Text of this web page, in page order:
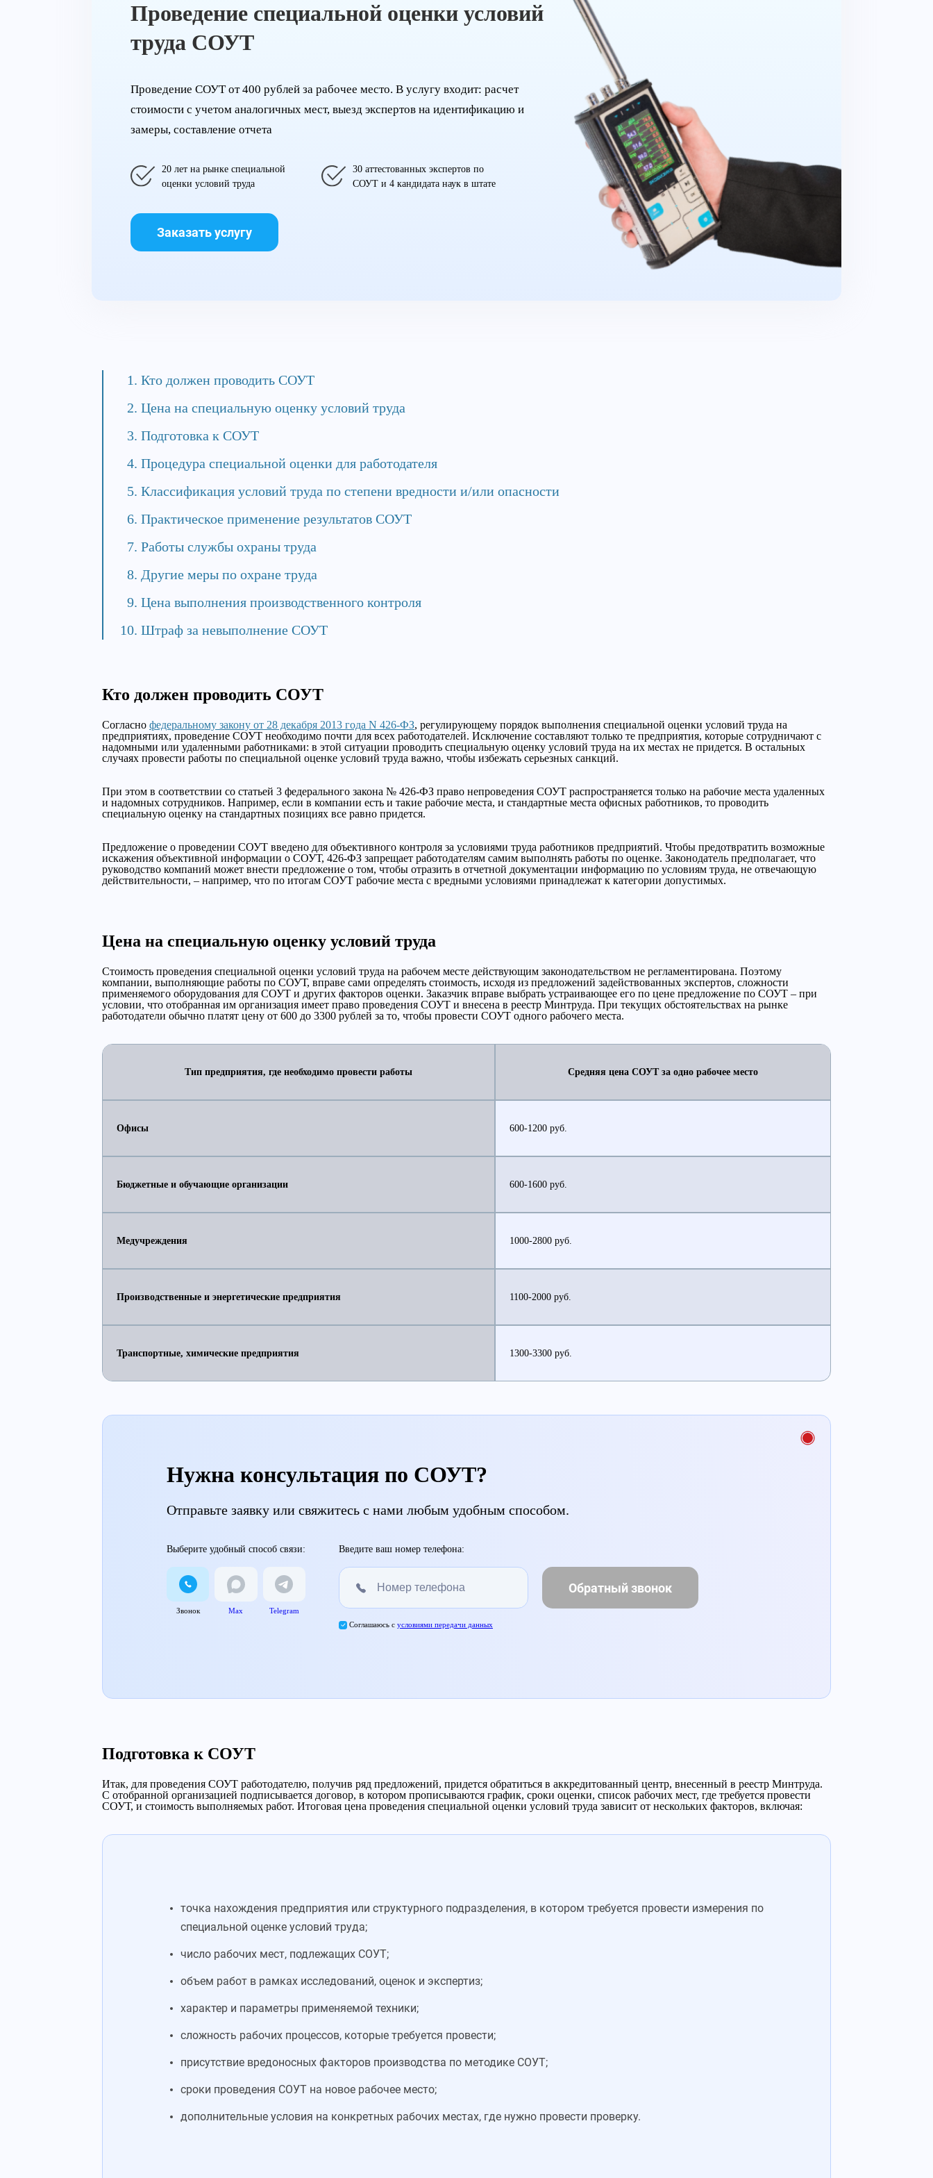
Проведение специальной оценки условий
труда СОУТ
Проведение СОУТ от 400 рублей за рабочее место. В услугу входит: расчет
стоимости с учетом аналогичных мест, выезд экспертов на идентификацию и
замеры, составление отчета
20 лет на рынке специальной
оценки условий труда
30 аттестованных экспертов по
СОУТ и 4 кандидата наук в штате
Заказать услугу
Кто должен проводить СОУТ
Цена на специальную оценку условий труда
Подготовка к СОУТ
Процедура специальной оценки для работодателя
Классификация условий труда по степени вредности и/или опасности
Практическое применение результатов СОУТ
Работы службы охраны труда
Другие меры по охране труда
Цена выполнения производственного контроля
Штраф за невыполнение СОУТ
Кто должен проводить СОУТ
Согласно федеральному закону от 28 декабря 2013 года N 426-ФЗ, регулирующему порядок выполнения специальной оценки условий труда на
предприятиях, проведение СОУТ необходимо почти для всех работодателей. Исключение составляют только те предприятия, которые сотрудничают с
надомными или удаленными работниками: в этой ситуации проводить специальную оценку условий труда на их местах не придется. В остальных
случаях провести работы по специальной оценке условий труда важно, чтобы избежать серьезных санкций.
При этом в соответствии со статьей 3 федерального закона № 426-ФЗ право непроведения СОУТ распространяется только на рабочие места удаленных
и надомных сотрудников. Например, если в компании есть и такие рабочие места, и стандартные места офисных работников, то проводить
специальную оценку на стандартных позициях все равно придется.
Предложение о проведении СОУТ введено для объективного контроля за условиями труда работников предприятий. Чтобы предотвратить возможные
искажения объективной информации о СОУТ, 426-ФЗ запрещает работодателям самим выполнять работы по оценке. Законодатель предполагает, что
руководство компаний может внести предложение о том, чтобы отразить в отчетной документации информацию по условиям труда, не отвечающую
действительности, – например, что по итогам СОУТ рабочие места с вредными условиями принадлежат к категории допустимых.
Цена на специальную оценку условий труда
Стоимость проведения специальной оценки условий труда на рабочем месте действующим законодательством не регламентирована. Поэтому
компании, выполняющие работы по СОУТ, вправе сами определять стоимость, исходя из предложений задействованных экспертов, сложности
применяемого оборудования для СОУТ и других факторов оценки. Заказчик вправе выбрать устраивающее его по цене предложение по СОУТ – при
условии, что отобранная им организация имеет право проведения СОУТ и внесена в реестр Минтруда. При текущих обстоятельствах на рынке
работодатели обычно платят цену от 600 до 3300 рублей за то, чтобы провести СОУТ одного рабочего места.
Тип предприятия, где необходимо провести работы Средняя цена СОУТ за одно рабочее место
Офисы 600-1200 руб.
Бюджетные и обучающие организации 600-1600 руб.
Медучреждения 1000-2800 руб.
Производственные и энергетические предприятия 1100-2000 руб.
Транспортные, химические предприятия 1300-3300 руб.
Нужна консультация по СОУТ?
Отправьте заявку или свяжитесь с нами любым удобным способом.
Выберите удобный способ связи:
Звонок Max Telegram
Введите ваш номер телефона:
Обратный звонок
Соглашаюсь с условиями передачи данных
Подготовка к СОУТ
Итак, для проведения СОУТ работодателю, получив ряд предложений, придется обратиться в аккредитованный центр, внесенный в реестр Минтруда.
С отобранной организацией подписывается договор, в котором прописываются график, сроки оценки, список рабочих мест, где требуется провести
СОУТ, и стоимость выполняемых работ. Итоговая цена проведения специальной оценки условий труда зависит от нескольких факторов, включая:
точка нахождения предприятия или структурного подразделения, в котором требуется провести измерения по
специальной оценке условий труда;
число рабочих мест, подлежащих СОУТ;
объем работ в рамках исследований, оценок и экспертиз;
характер и параметры применяемой техники;
сложность рабочих процессов, которые требуется провести;
присутствие вредоносных факторов производства по методике СОУТ;
сроки проведения СОУТ на новое рабочее место;
дополнительные условия на конкретных рабочих местах, где нужно провести проверку.